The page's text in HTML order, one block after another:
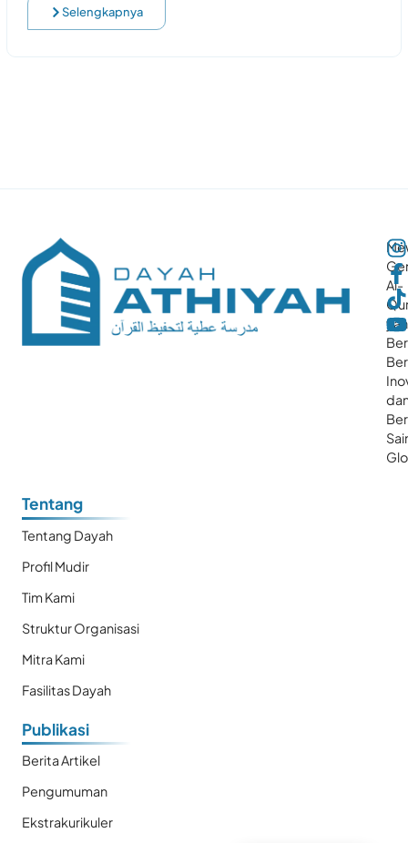
Selengkapnya
Al-
Tentang
Tentang Dayah
Profil Mudir
Tim Kami
Struktur Organisasi
Mitra Kami
Fasilitas Dayah
Publikasi
Berita Artikel
Pengumuman
Ekstrakurikuler